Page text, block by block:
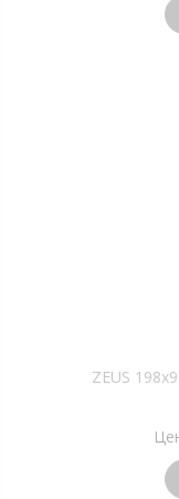
ZEUS